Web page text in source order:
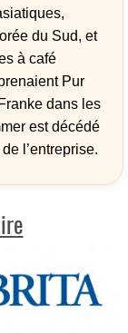
du Sud, et
à café
Pur
dans les
est décédé
l’entreprise.